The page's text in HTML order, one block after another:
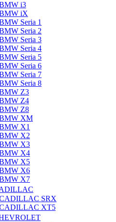
i3
iX
Seria 1
Seria 2
Seria 3
Seria 4
Seria 5
Seria 6
Seria 7
Seria 8
Z3
Z4
Z8
BMW XM
X1
X2
X3
X4
X5
X6
X7
CADILLAC SRX
CADILLAC XT5